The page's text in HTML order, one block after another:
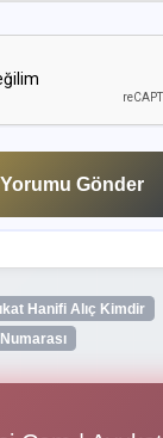
Yorumu Gönder
Hanifi Alıç Kimdir